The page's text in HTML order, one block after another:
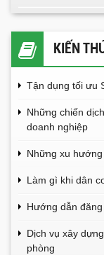
KIẾN
Tận dụng tối ưu
Những chiến
doanh nghiệp
Những xu
Làm gì khi dân
Hướng dẫn
Dịch vụ xây
phòng